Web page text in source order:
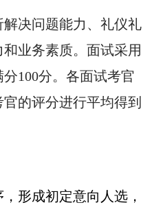
决问题能力、礼仪礼
业务素质。面试采用
100分。各面试考官
的评分进行平均得到
形成初定意向人选，